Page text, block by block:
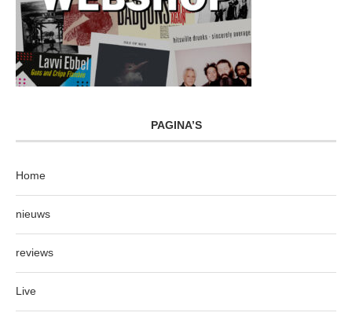
PAGINA’S
Home
nieuws
reviews
Live